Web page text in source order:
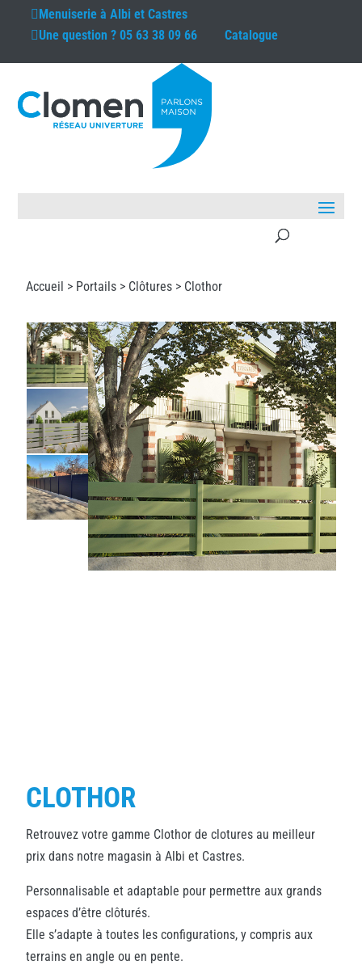
Menuiserie àAlbi et Castres
Une question ?05 63 38 09 66 Catalogue
Accueil > Portails > Clôtures > Clothor
CLOTHOR
Retrouvez votre gamme Clothor de clotures au meilleur
prix dans notre magasin à Albi et Castres.
Personnalisable et adaptable pour permettre aux grands
espaces d’être clôturés.
Elle s’adapte à toutes les configurations, y compris aux
terrains en angle ou en pente.